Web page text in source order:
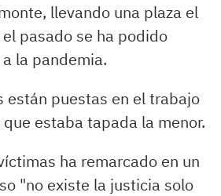
llevando una plaza el
pasado se ha podido
la pandemia.
están puestas en el trabajo
estaba tapada la menor.
ha remarcado en un
"no existe la justicia solo